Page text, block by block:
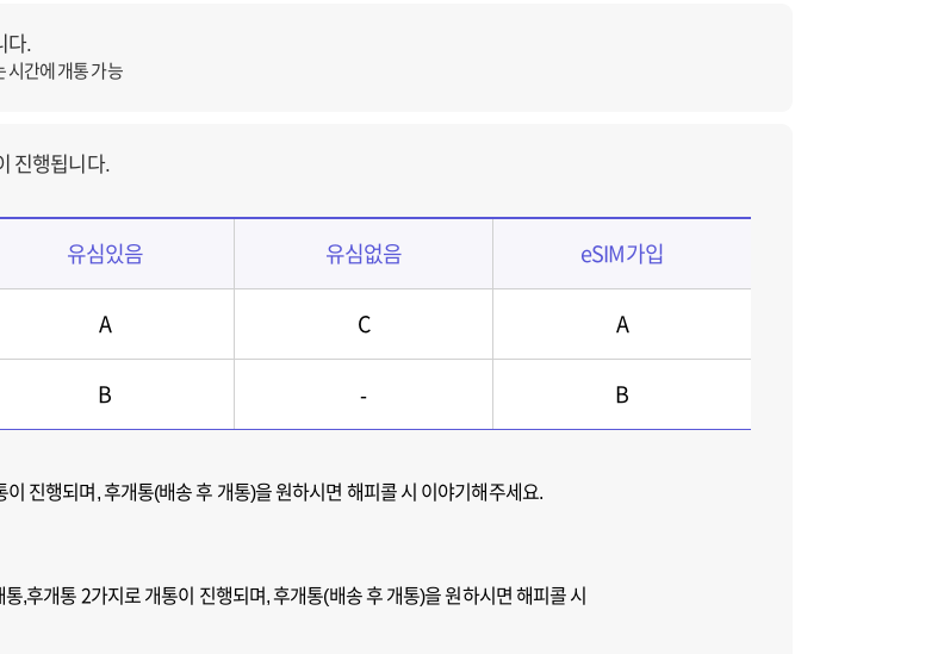
다.
시간에 개통 가능
진행됩니다.
유심있음 유심없음 eSIM가입
A C A
B - B
진행되며, 후개통(배송 후 개통)을 원하시면 해피콜 시 이야기해주세요.
,후개통 2가지로 개통이 진행되며, 후개통(배송 후 개통)을 원하시면 해피콜 시